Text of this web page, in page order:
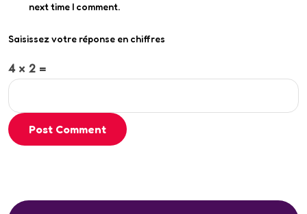
next time I comment.
Saisissez votre réponse en chiffres
4 × 2 =
Post Comment